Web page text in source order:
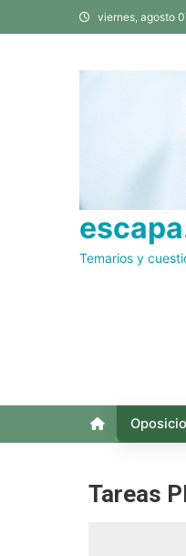
al
viernes, agosto
Temarios y
Tareas